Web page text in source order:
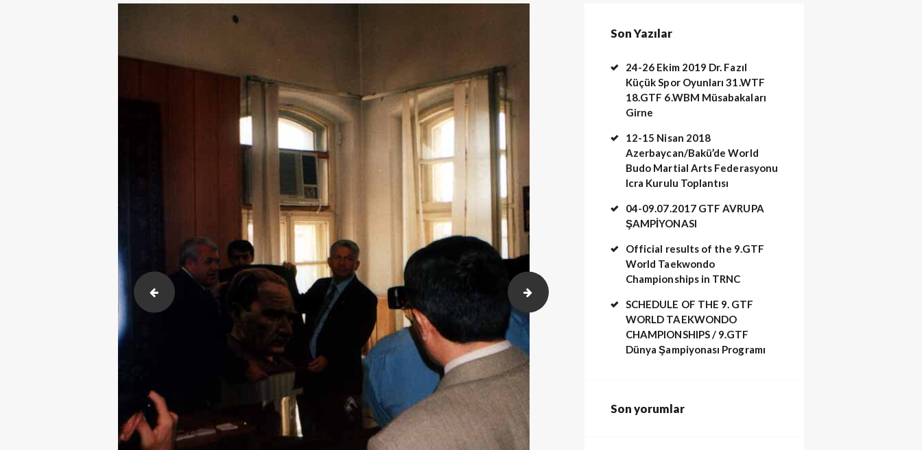
KONYA İnt Judoı Müsabakası (11) KONYA İnt Judoı Müsabakası (13)
Son Yazılar
24-26 Ekim 2019 Dr. Fazıl
Küçük Spor Oyunları 31.WTF
18.GTF 6.WBM Müsabakaları
Girne
12-15 Nisan 2018
Azerbaycan/Bakü’de World
Budo Martial Arts Federasyonu
Icra Kurulu Toplantısı
04-09.07.2017 GTF AVRUPA
ŞAMPİYONASI
Official results of the 9.GTF
World Taekwondo
Championships in TRNC
SCHEDULE OF THE 9. GTF
WORLD TAEKWONDO
CHAMPIONSHIPS / 9.GTF
Dünya Şampiyonası Programı
Son yorumlar